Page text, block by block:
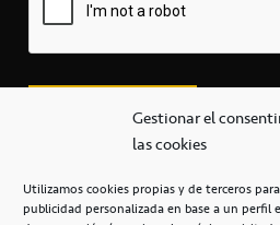
Gestionar el
las cookies
Utilizamos cookies propias y de terceros
publicidad personalizada en base a un